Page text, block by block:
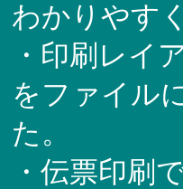
わかりやす
・印刷レイ
をファイル
た。
・伝票印刷